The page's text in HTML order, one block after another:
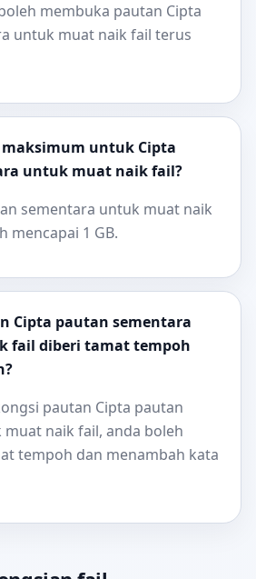
membuka pautan Cipta
untuk muat naik fail terus
untuk Cipta
untuk muat naik fail?
sementara untuk muat naik
mencapai 1 GB.
Cipta pautan sementara
fail diberi tamat tempoh
pautan Cipta pautan
naik fail, anda boleh
tempoh dan menambah kata